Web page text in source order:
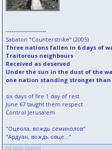
--------------------
Sabaton "Counterstrike" (2005)
Three nations fallen in 6 days of
Traitorous neighbours
Received as deserved
Under the sun in the dust of the
one nation standing stronger than
six days of fire 1 day of rest
June 67 taught them respect
Control Jerusalem
"Оцеола, вождь семинолов"
"Ардуан, вождь овце..."